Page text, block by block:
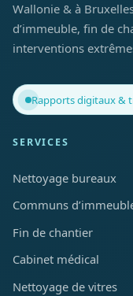
Wallonie & à
d’immeuble, fin de
interventions
Rapports digitaux &
SERVICES
Nettoyage bureaux
Communs
Fin de chantier
Cabinet médical
Nettoyage de vitres